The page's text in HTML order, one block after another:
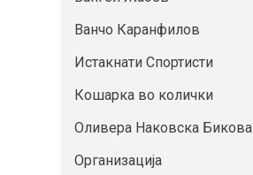
Ванчо Каранфилов
Истакнати Спортисти
Кошарка во колички
Оливера Наковска Бикова
Организација